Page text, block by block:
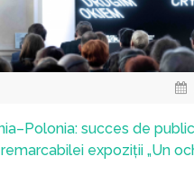
succes de
expoziții „Un